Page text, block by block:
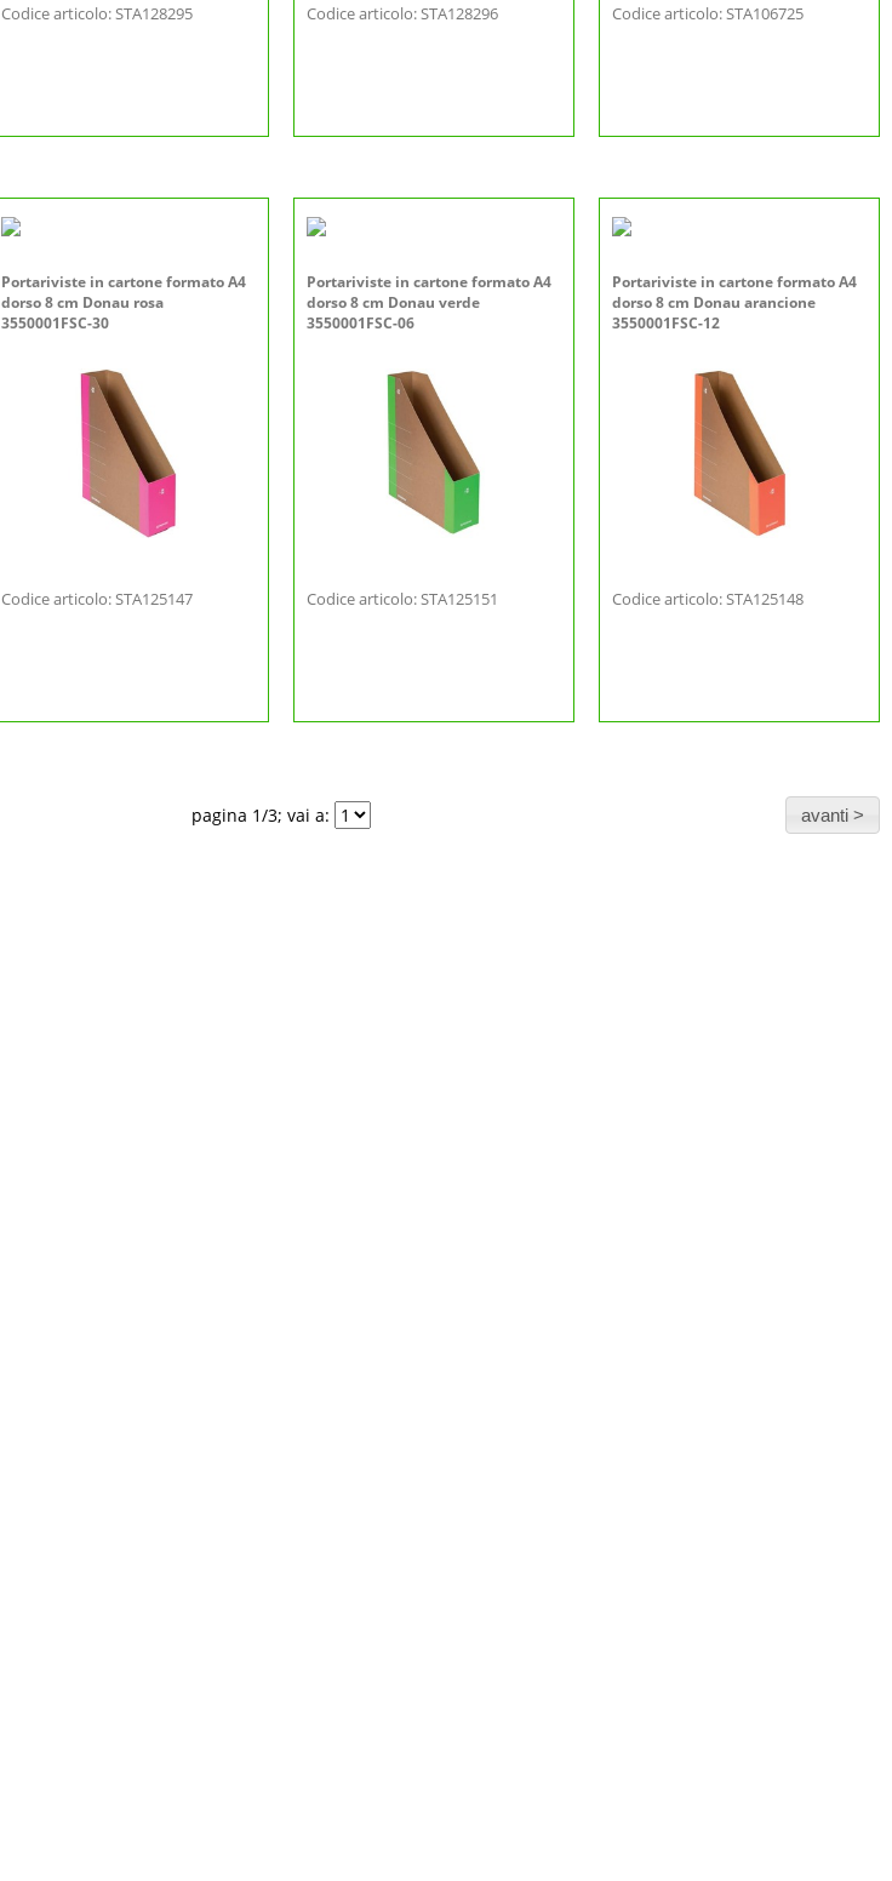
Codice articolo: STA128295 Codice articolo: STA128296 Codice articolo: STA106725
Portariviste in cartone formato A4
dorso 8 cm Donau rosa
3550001FSC-30
Codice articolo: STA125147
Portariviste in cartone formato A4
dorso 8 cm Donau verde
3550001FSC-06
Codice articolo: STA125151
Portariviste in cartone formato A4
dorso 8 cm Donau arancione
3550001FSC-12
Codice articolo: STA125148
pagina 1/3; vai a: